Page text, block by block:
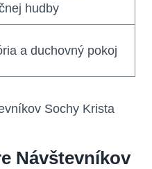
hudby
a duchovný pokoj
Návštevníkov